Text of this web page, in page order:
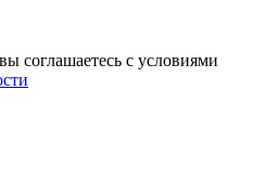
соглашаетесь с условиями